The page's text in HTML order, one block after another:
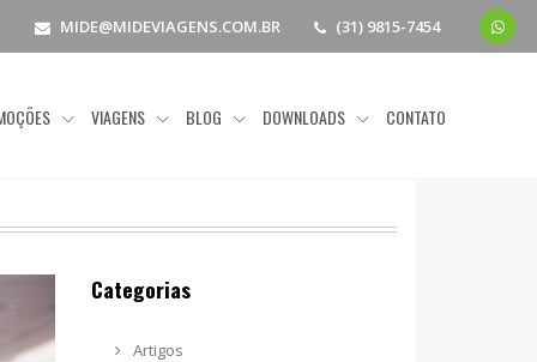
MIDE@MIDEVIAGENS.COM.BR (31) 9815-7454
VIAGENS BLOG DOWNLOADS CONTATO
Categorias
Artigos